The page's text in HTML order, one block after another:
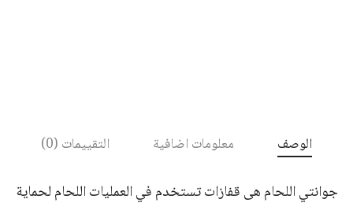
الوصف معلومات اضافية التقييمات (0)
جوانتي اللحام هى قفازات تستخدم في العمليات اللحام لحماية